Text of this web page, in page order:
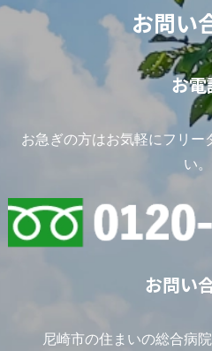
お問い
お電
お急ぎの方はお気軽にフリー
い。
お問い
尼崎市の住まいの総合病